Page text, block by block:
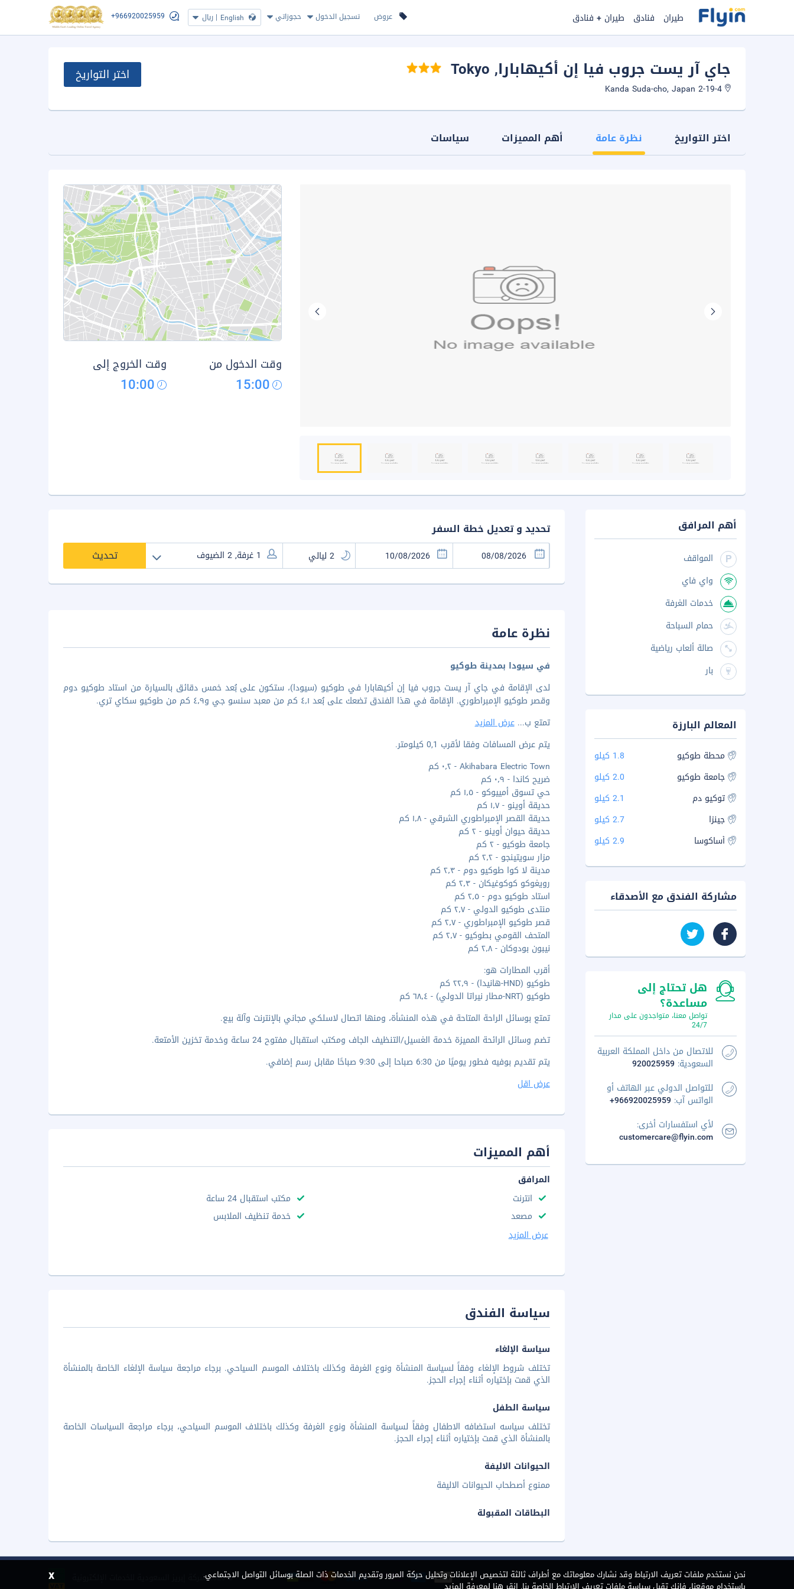
عروض تسجيل الدخول حجوزاتي English
| ريال +966920025959 طيران فنادق طيران + فنادق
جاي آر يست جروب فيا إن أكيهابارا, Tokyo اختر التواريخ
اختر التواريخ نظرة عامة أهم المميزات سياسات
وقت الدخول من
15:00
وقت الخروج إلى
10:00
تحديد و تعديل خطة السفر
تحديث
نظرة عامة
في سيودا بمدينة طوكيو
لدى الإقامة في جاي آر يست جروب فيا إن أكيهابارا في طوكيو (سيودا)، ستكون على بُعد خمس دقائق بالسيارة من استاد طوكيو دوم
وقصر طوكيو الإمبراطوري. الإقامة في هذا الفندق تضعك على بُعد ٤٫١ كم من معبد سنسو جي و٤٫٩ كم من طوكيو سكاي تري.
تمتع ب...عرض المزيد
يتم عرض المسافات وفقا لأقرب 0,1 كيلومتر.
Akihabara Electric Town - ٠٫٢ كم
ضريح كاندا - ٠٫٩ كم
حي تسوق أمييوكو - ١٫٥ كم
حديقة أوينو - ١٫٧ كم
حديقة القصر الإمبراطوري الشرقي - ١٫٨ كم
حديقة حيوان أوينو - ٢ كم
جامعة طوكيو - ٢ كم
مزار سويتينجو - ٢٫٢ كم
مدينة لا كوا طوكيو دوم - ٢٫٣ كم
رويغوكو كوكوغيكان - ٢٫٣ كم
استاد طوكيو دوم - ٢٫٥ كم
منتدى طوكيو الدولي - ٢٫٧ كم
قصر طوكيو الإمبراطوري - ٢٫٧ كم
المتحف القومي بطوكيو - ٢٫٧ كم
نيبون بودوكان - ٢٫٨ كم
أقرب المطارات هو:
طوكيو (HND-هانيدا) - ٢٢٫٩ كم
طوكيو (NRT-مطار نيراتا الدولي) - ٦٨٫٤ كم
تمتع بوسائل الراحة المتاحة في هذه المنشأة، ومنها اتصال لاسلكي مجاني بالإنترنت وآلة بيع.
تضم وسائل الرائحة المميزة خدمة الغسيل/التنظيف الجاف ومكتب استقبال مفتوح 24 ساعة وخدمة تخزين الأمتعة.
يتم تقديم بوفيه فطور يوميًا من 6:30 صباحا إلى 9:30 صباحًا مقابل رسم إضافي.
عرض اقل
أهم المميزات
المرافق
انترنت
مكتب استقبال 24 ساعة
مصعد
خدمة تنظيف الملابس
عرض المزيد
سياسة الفندق
سياسة الإلغاء
تختلف شروط الإلغاء وفقاً لسياسة المنشأة ونوع الغرفة وكذلك باختلاف الموسم السياحي. برجاء مراجعة سياسة الإلغاء الخاصة بالمنشأة
الذي قمت بإختياره أثناء إجراء الحجز.
سياسة الطفل
تختلف سياسه استضافه الاطفال وفقاً لسياسة المنشأة ونوع الغرفة وكذلك باختلاف الموسم السياحي، برجاء مراجعة السياسات الخاصة
بالمنشأة الذي قمت بإختياره أثناء إجراء الحجز.
الحيوانات الاليفة
ممنوع أصطحاب الحيوانات الاليفة
البطاقات المقبولة
أهم المرافق
المواقف
واي فاي
خدمات الغرفة
حمام السباحة
صالة ألعاب رياضية
بار
المعالم البارزة
محطة طوكيو
1.8 كيلو
جامعة طوكيو
2.0 كيلو
توکیو دم
2.1 كيلو
جينزا
2.7 كيلو
أساكوسا
2.9 كيلو
مشاركة الفندق مع الأصدقاء
هل تحتاج إلى
مساعدة؟
تواصل معنا، متواجدون على مدار
24/7
للاتصال من داخل المملكة العربية
السعودية: 920025959
للتواصل الدولي عبر الهاتف أو
الواتس آب: +966920025959
لأي استفسارات أخرى:
customercare@flyin.com
©2026 شركة إبريز السعودية للخدمات الإلكترونية
نحن نستخدم ملفات تعريف الارتباط وقد نشارك معلوماتك مع أطراف ثالثة لتخصيص الإعلانات وتحليل حركة المرور وتقديم الخدمات ذات الصلة بوسائل التواصل الاجتماعي.
x